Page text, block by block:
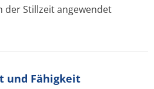
der Stillzeit angewendet
und Fähigkeit